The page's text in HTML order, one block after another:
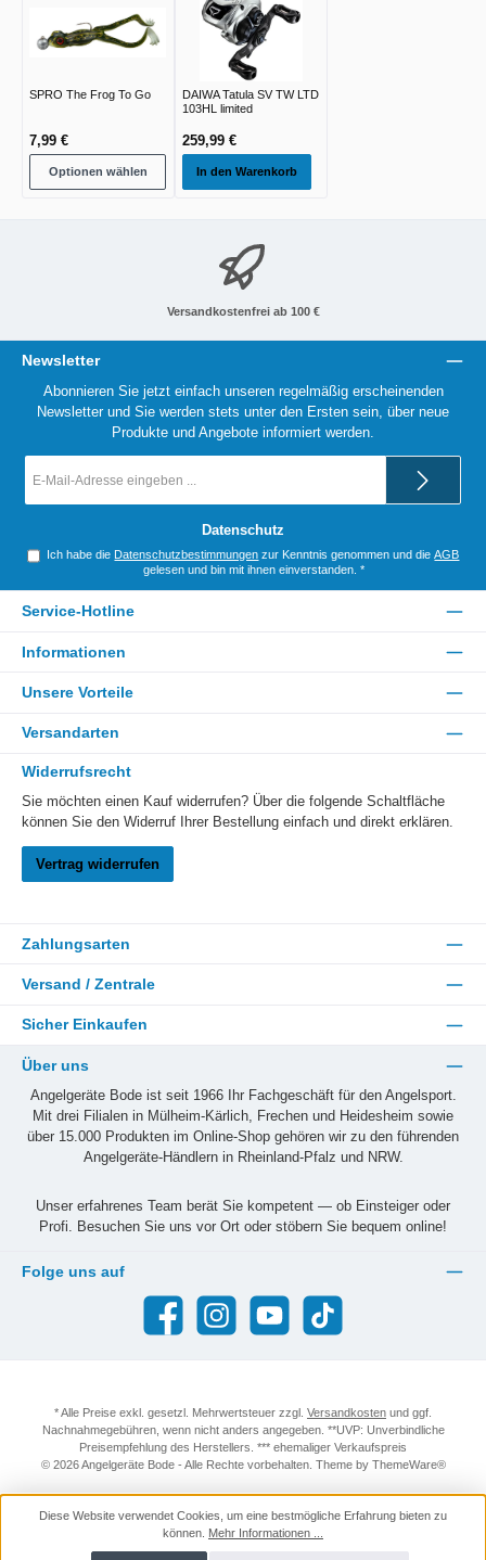
SPRO The Frog To Go
7,99 €
Optionen wählen
DAIWA Tatula SV TW LTD
103HL limited
259,99 €
In den Warenkorb
Versandkostenfrei ab 100 €
Newsletter
Abonnieren Sie jetzt einfach unseren regelmäßig erscheinenden
Newsletter und Sie werden stets unter den Ersten sein, über neue
Produkte und Angebote informiert werden.
Mail-
Datenschutz
Ich habe die Datenschutzbestimmungen zur Kenntnis genommen und dieAGB
gelesen und bin mit ihnen einverstanden. *
Service-Hotline
Informationen
Unsere Vorteile
Versandarten
Widerrufsrecht
Sie möchten einen Kauf widerrufen? Über die folgende Schaltfläche
können Sie den Widerruf Ihrer Bestellung einfach und direkt erklären.
Vertrag widerrufen
Zahlungsarten
Versand / Zentrale
Sicher Einkaufen
Über uns
Angelgeräte Bode ist seit 1966 Ihr Fachgeschäft für den Angelsport.
Mit drei Filialen in Mülheim-Kärlich, Frechen und Heidesheim sowie
über 15.000 Produkten im Online-Shop gehören wir zu den führenden
Angelgeräte-Händlern in Rheinland-Pfalz und NRW.
Unser erfahrenes Team berät Sie kompetent — ob Einsteiger oder
Profi. Besuchen Sie uns vor Ort oder stöbern Sie bequem online!
Folge uns auf
Facebook Instagram YouTube TikTok
* Alle Preise exkl. gesetzl. Mehrwertsteuer zzgl. Versandkosten und ggf.
Nachnahmegebühren, wenn nicht anders angegeben. **UVP: Unverbindliche
Preisempfehlung des Herstellers. *** ehemaliger Verkaufspreis
© 2026 Angelgeräte Bode - Alle Rechte vorbehalten. Theme by ThemeWare®
Diese Website verwendet Cookies, um eine bestmögliche Erfahrung bieten zu
können. Mehr Informationen ...